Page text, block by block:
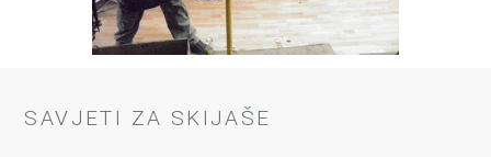
SAVJETI ZA SKIJAŠE